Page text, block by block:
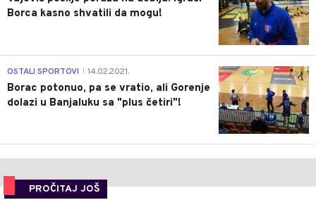
Borca kasno shvatili da mogu!
3
OSTALI SPORTOVI 14.02.2021.
Borac potonuo, pa se vratio, ali Gorenje
dolazi u Banjaluku sa "plus četiri"!
PROČITAJ JOŠ